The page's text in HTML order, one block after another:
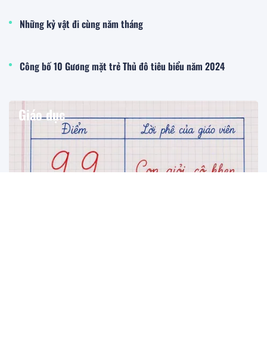
Những kỷ vật đi cùng năm tháng
Công bố 10 Gương mặt trẻ Thủ đô tiêu biểu năm 2024
Giáo dục